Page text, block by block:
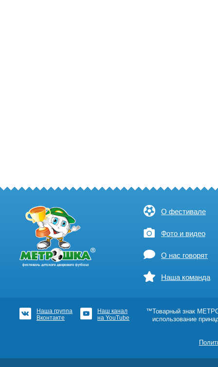
О фестивале
Фото и видео
О нас говорят
Наша команда
Наша группа
Вконтакте
Наш канал
на YouTube
™Товарный знак
использование